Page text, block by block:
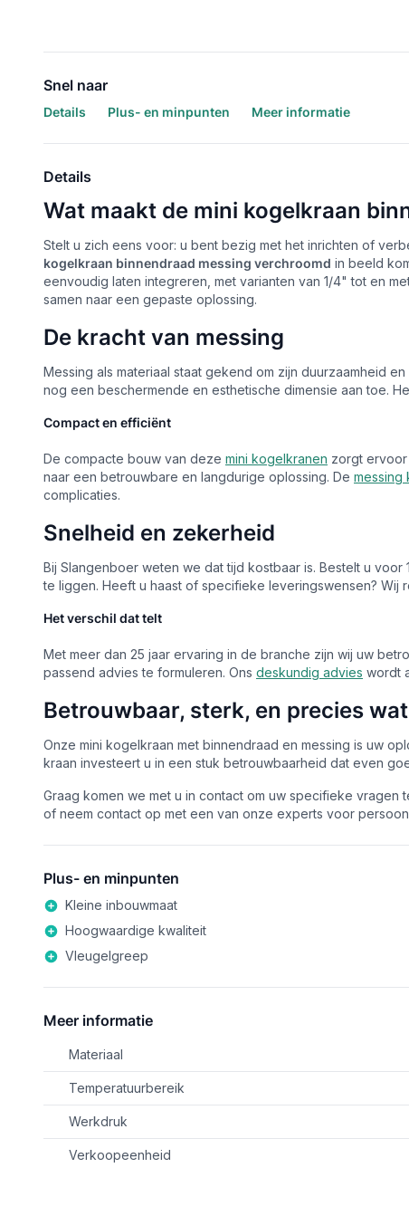
Snel naar
Details Plus- en minpunten Meer informatie
Details
Wat maakt de mini kogelkraan
Stelt u zich eens voor: u bent bezig met het inrichten of
kogelkraan binnendraad messing verchroomd in beeld
eenvoudig laten integreren, met varianten van 1/4" tot en
samen naar een gepaste oplossing.
De kracht van messing
Messing als materiaal staat gekend om zijn duurzaamheid
nog een beschermende en esthetische dimensie aan toe.
Compact en efficiënt
De compacte bouw van deze mini kogelkranen zorgt
naar een betrouwbare en langdurige oplossing. De messing
complicaties.
Snelheid en zekerheid
Bij Slangenboer weten we dat tijd kostbaar is. Bestelt u
te liggen. Heeft u haast of specifieke leveringswensen? Wij
Het verschil dat telt
Met meer dan 25 jaar ervaring in de branche zijn wij uw
passend advies te formuleren. Ons deskundig advies wordt
Betrouwbaar, sterk, en precies
Onze mini kogelkraan met binnendraad en messing is uw
kraan investeert u in een stuk betrouwbaarheid dat even
Graag komen we met u in contact om uw specifieke
of neem contact op met een van onze experts voor
Plus- en minpunten
Kleine inbouwmaat
Hoogwaardige kwaliteit
Vleugelgreep
Meer informatie
Materiaal
Temperatuurbereik
Werkdruk
Verkoopeenheid